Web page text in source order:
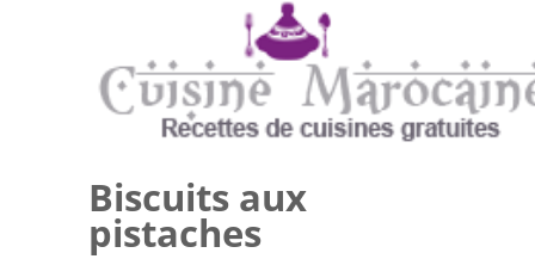
Biscuits aux
pistaches